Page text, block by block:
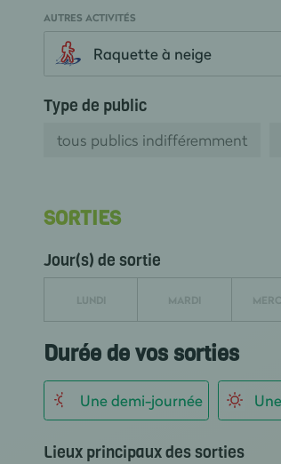
AUTRES ACTIVITÉS
Raquette à neige
Type de public
tous publics indifféremment
SORTIES
Jour(s) de sortie
LUNDI MARDI
Durée de vos sorties
Une demi-journée
Lieux principaux des sorties